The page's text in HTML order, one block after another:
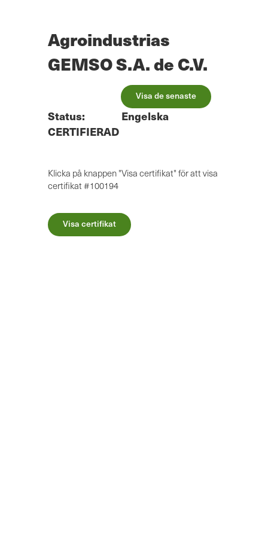
Agroindustrias
GEMSO S.A. de C.V.
Visa de senaste
Status:
CERTIFIERAD
Engelska
Klicka på knappen "Visa certifikat" för att visa
certifikat #100194
Visa certifikat